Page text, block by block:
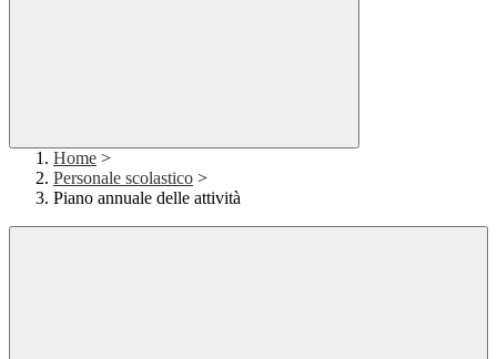
Home >
Personale scolastico >
Piano annuale delle attività